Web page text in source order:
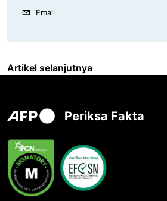
Email
Artikel selanjutnya
Periksa Fakta